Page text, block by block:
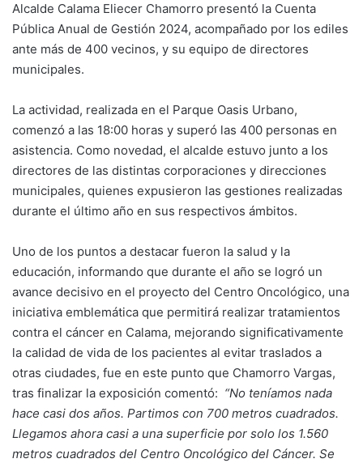
Alcalde Calama Eliecer Chamorro presentó la Cuenta
Pública Anual de Gestión 2024, acompañado por los ediles
ante más de 400 vecinos, y su equipo de directores
municipales.
La actividad, realizada en el Parque Oasis Urbano,
comenzó a las 18:00 horas y superó las 400 personas en
asistencia. Como novedad, el alcalde estuvo junto a los
directores de las distintas corporaciones y direcciones
municipales, quienes expusieron las gestiones realizadas
durante el último año en sus respectivos ámbitos.
Uno de los puntos a destacar fueron la salud y la
educación, informando que durante el año se logró un
avance decisivo en el proyecto del Centro Oncológico, una
iniciativa emblemática que permitirá realizar tratamientos
contra el cáncer en Calama, mejorando significativamente
la calidad de vida de los pacientes al evitar traslados a
otras ciudades, fue en este punto que Chamorro Vargas,
tras finalizar la exposición comentó: “No teníamos nada
hace casi dos años. Partimos con 700 metros cuadrados.
Llegamos ahora casi a una superficie por solo los 1.560
metros cuadrados del Centro Oncológico del Cáncer. Se